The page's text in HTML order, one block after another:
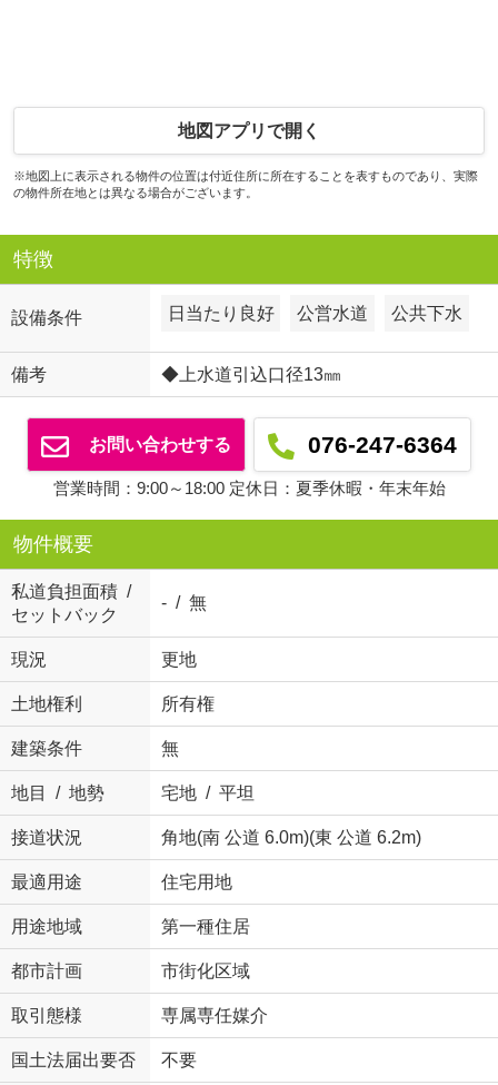
地図アプリで開く
※地図上に表示される物件の位置は付近住所に所在することを表すものであり、実際
の物件所在地とは異なる場合がございます。
特徴
設備条件 日当たり良好 公営水道 公共下水
備考 ◆上水道引込口径13㎜
お問い合わせする 076-247-6364
営業時間：9:00～18:00 定休日：夏季休暇・年末年始
物件概要
私道負担面積 /
セットバック
- / 無
現況 更地
土地権利 所有権
建築条件 無
地目 / 地勢 宅地 / 平坦
接道状況 角地(南 公道 6.0m)(東 公道 6.2m)
最適用途 住宅用地
用途地域 第一種住居
都市計画 市街化区域
取引態様 専属専任媒介
国土法届出要否 不要